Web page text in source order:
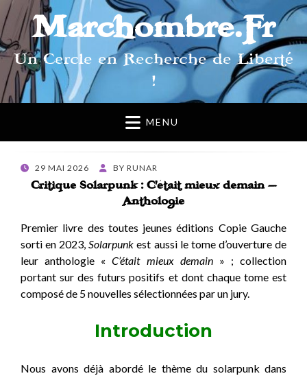
Marchombre.Fr
Un Cercle en Recherche de Liberté
!
MENU
POSTED
ON
29 MAI 2026 BY RUNAR
Critique Solarpunk : C’était mieux demain –
Anthologie
Premier livre des toutes jeunes éditions Copie Gauche
sorti en 2023,Solarpunk est aussi le tome d’ouverture de
leur anthologie «C’était mieux demain» ; collection
portant sur des futurs positifs et dont chaque tome est
composé de 5 nouvelles sélectionnées par un jury.
Introduction
Nous avons déjà abordé le thème du solarpunk dans